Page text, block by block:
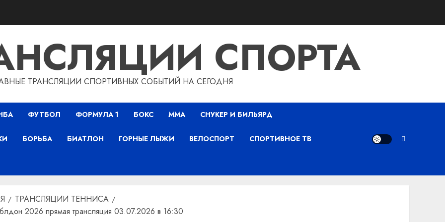
СПОРТА
ТРАНСЛЯЦИИ СПОРТИВНЫХ СОБЫТИЙ НА СЕГОДНЯ
ФУТБОЛ ФОРМУЛА 1 БОКС ММА СНУКЕР И БИЛЬЯРД
БОРЬБА БИАТЛОН ГОРНЫЕ ЛЫЖИ ВЕЛОСПОРТ СПОРТИВНОЕ ТВ
ТРАНСЛЯЦИИ ТЕННИСА
2026 прямая трансляция 03.07.2026 в 16:30